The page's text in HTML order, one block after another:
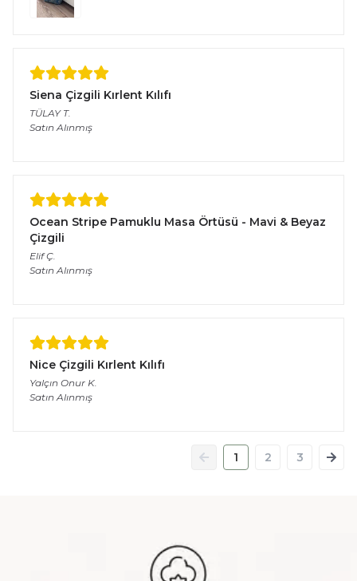
Siena Çizgili Kırlent Kılıfı
TÜLAY T.
Satın Alınmış
Ocean Stripe Pamuklu Masa Örtüsü - Mavi & Beyaz
Çizgili
Elif Ç.
Satın Alınmış
Nice Çizgili Kırlent Kılıfı
Yalçın Onur K.
Satın Alınmış
1 2 3